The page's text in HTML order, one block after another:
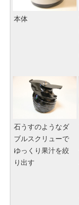
本体
石うすのようなダ
ブルスクリューで
ゆっくり果汁を絞
り出す